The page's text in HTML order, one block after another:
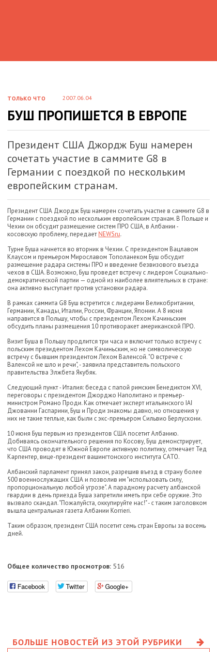
ТОЛЬКО ЧТО 2007.06.04
БУШ ПРОПИШЕТСЯ В ЕВРОПЕ
Президент США Джордж Буш намерен
сочетать участие в саммите G8 в
Германии с поездкой по нескольким
европейским странам.
Президент США Джордж Буш намерен сочетать участие в саммите G8 в
Германии с поездкой по нескольким европейским странам. В Польше и
Чехии он обсудит размещение систем ПРО США, в Албании -
косовскую проблему, передаетNEWSru.
Турне Буша начнется во вторник в Чехии. С президентом Вацлавом
Клаусом и премьером Мирославом Тополанеком Буш обсудит
размещение радара системы ПРО и введение безвизового въезда
чехов в США. Возможно, Буш проведет встречу с лидером Социально-
демократической партии — одной из наиболее влиятельных в стране:
она активно выступает против установки радара.
В рамках саммита G8 Буш встретится с лидерами Великобритании,
Германии, Канады, Италии, России, Франции, Японии. А 8 июня
направится в Польшу, чтобы с президентом Лехом Качиньским
обсудить планы размещения 10 противоракет американской ПРО.
Визит Буша в Польшу продлится три часа и включит только встречу с
польским президентом Лехом Качиньским, но не символическую
встречу с бывшим президентом Лехом Валенсой. "О встрече с
Валенсой не шло и речи", - заявила представитель польского
правительства Элжбета Якубяк.
Следующий пункт - Италия: беседа с папой римским Бенедиктом XVI,
переговоры с президентом Джорджо Наполитано и премьер-
министром Романо Проди. Как отмечает эксперт итальянского IAI
Джованни Гаспарини, Буш и Проди знакомы давно, но отношения у
них не такие теплые, как были с экс-премьером Сильвио Берлускони.
10 июня Буш первым из президентов США посетит Албанию.
Добиваясь окончательного решения по Косову, Буш демонстрирует,
что США проводят в Южной Европе активную политику, отмечает Тед
Карпентер, вице-президент вашингтонского института CATO.
Албанский парламент принял закон, разрешив въезд в страну более
500 военнослужащих США и позволив им "использовать силу,
пропорциональную любой угрозе". А парадному расчету албанской
гвардии в день приезда Буша запретили иметь при себе оружие. Это
вызвало скандал. "Пожалуйста, оккупируйте нас!" - с таким заголовком
вышла центральная газета Албании Korrieri.
Таким образом, президент США посетит семь стран Европы за восемь
дней.
Общее количество просмотров: 516
Facebook Twitter Google+
БОЛЬШЕ НОВОСТЕЙ ИЗ ЭТОЙ РУБРИКИ